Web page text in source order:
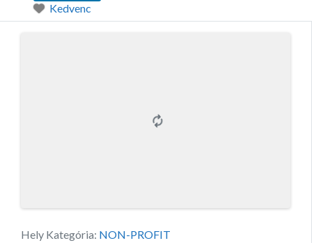
Kedvenc
Hely Kategória: NON-PROFIT